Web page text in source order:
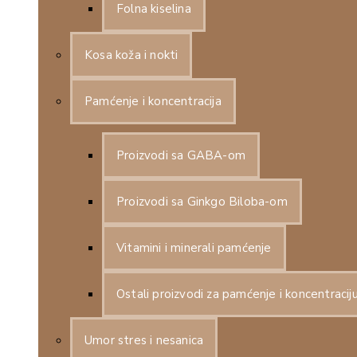
Folna kiselina
Kosa koža i nokti
Pamćenje i koncentracija
Proizvodi sa GABA-om
Proizvodi sa Ginkgo Biloba-om
Vitamini i minerali pamćenje
Ostali proizvodi za pamćenje i
Umor stres i nesanica